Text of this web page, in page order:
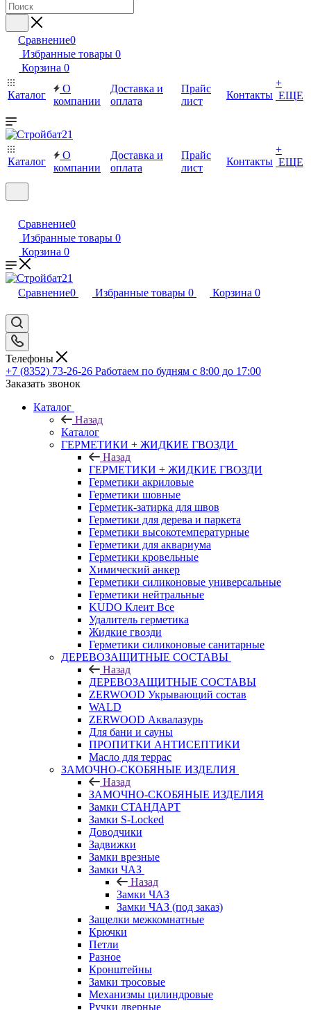
Сравнение0
Избранные товары 0
Корзина 0
Каталог
О
компании
Доставка и
оплата
Прайс
лист
Контакты
+
ЕЩЕ
Каталог
О
компании
Доставка и
оплата
Прайс
лист
Контакты
+
ЕЩЕ
Сравнение0
Избранные товары 0
Корзина 0
Сравнение0 Избранные товары 0 Корзина 0
Телефоны
+7 (8352) 73-26-26 Работаем по будням с 8:00 до 17:00
Заказать звонок
Каталог
Назад
Каталог
ГЕРМЕТИКИ + ЖИДКИЕ ГВОЗДИ
Назад
ГЕРМЕТИКИ + ЖИДКИЕ ГВОЗДИ
Герметики акриловые
Герметики шовные
Герметик-затирка для швов
Герметики для дерева и паркета
Герметики высокотемпературные
Герметики для аквариума
Герметики кровельные
Химический анкер
Герметики силиконовые универсальные
Герметики нейтральные
KUDO Клеит Все
Удалитель герметика
Жидкие гвозди
Герметики силиконовые санитарные
ДЕРЕВОЗАЩИТНЫЕ СОСТАВЫ
Назад
ДЕРЕВОЗАЩИТНЫЕ СОСТАВЫ
ZERWOOD Укрывающий состав
WALD
ZERWOOD Аквалазурь
Для бани и сауны
ПРОПИТКИ АНТИСЕПТИКИ
Масло для террас
ЗАМОЧНО-СКОБЯНЫЕ ИЗДЕЛИЯ
Назад
ЗАМОЧНО-СКОБЯНЫЕ ИЗДЕЛИЯ
Замки СТАНДАРТ
Замки S-Locked
Доводчики
Задвижки
Замки врезные
Замки ЧАЗ
Назад
Замки ЧАЗ
Замки ЧАЗ (под заказ)
Защелки межкомнатные
Крючки
Петли
Разное
Кронштейны
Замки тросовые
Механизмы цилиндровые
Ручки дверные